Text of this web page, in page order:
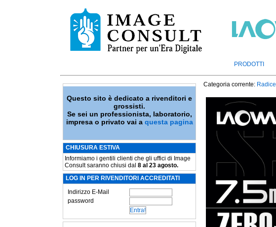
PRODOTTI
Questo sito è dedicato a rivenditori e
grossisti.
Se sei un professionista, laboratorio,
impresa o privato vai a questa pagina
CHIUSURA ESTIVA
Informiamo i gentili clienti che gli uffici di Image
Consult saranno chiusi dal 8 al 23 agosto.
LOG IN PER RIVENDITORI ACCREDITATI
Indirizzo E-Mail
password
Categoria corrente: Radice